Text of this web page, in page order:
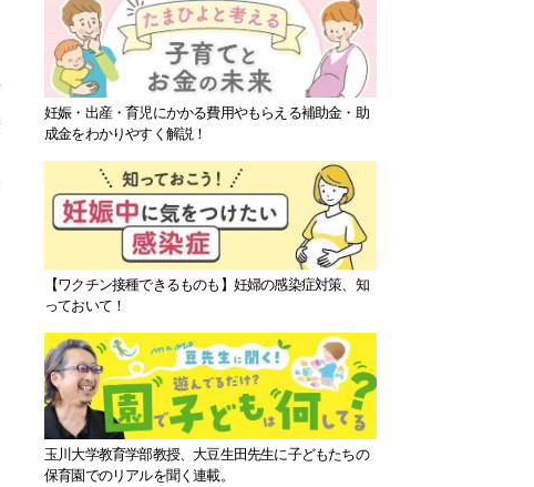
妊娠・出産・育児にかかる費用やもらえる補助金・助
成金をわかりやすく解説！
【ワクチン接種できるものも】妊婦の感染症対策、知
っておいて！
玉川大学教育学部教授、大豆生田先生に子どもたちの
保育園でのリアルを聞く連載。